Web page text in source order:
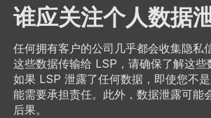
谁应关注个人数据
任何拥有客户的公司几乎都会收集隐私
这些数据传输给 LSP，请确保了解这些
如果 LSP 泄露了任何数据，即使您不
能需要承担责任。此外，数据泄露可能
后果。